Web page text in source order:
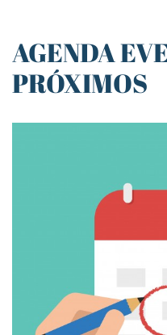
AGENDA
PRÓXIMOS